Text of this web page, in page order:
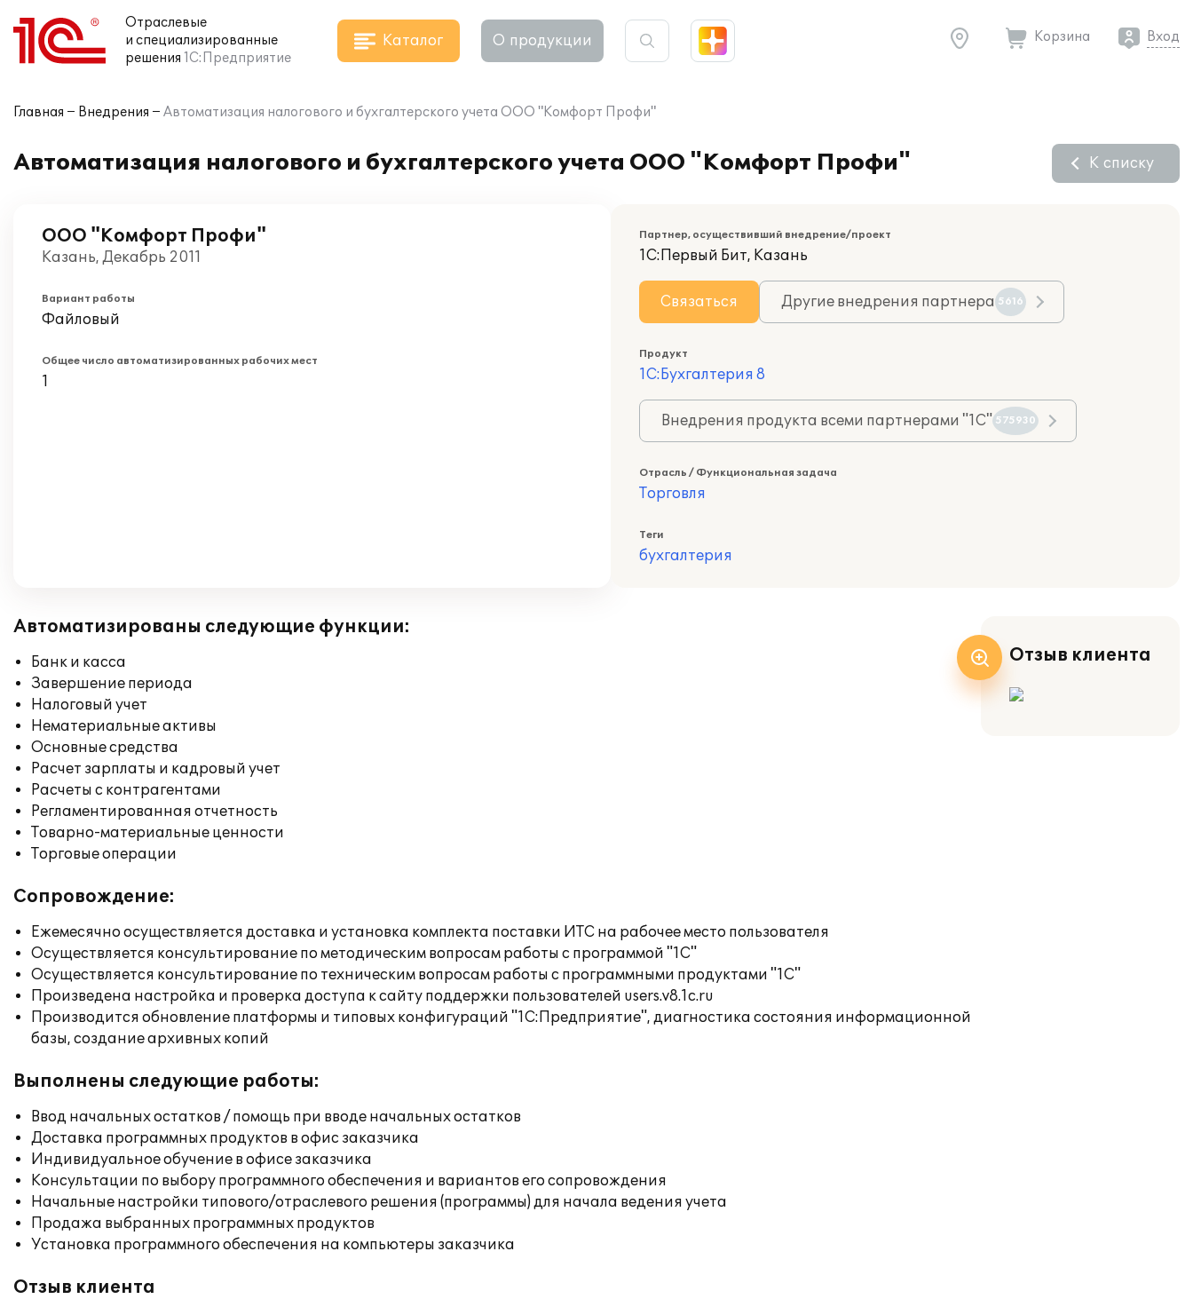
Отраслевые
и специализированные
решения 1С:Предприятие
Каталог О продукции Корзина Вход
Главная Внедрения Автоматизация налогового и бухгалтерского учета ООО "Комфорт Профи"
Автоматизация налогового и бухгалтерского учета ООО "Комфорт Профи" К списку
ООО "Комфорт Профи"
Казань, Декабрь 2011
Вариант работы
Файловый
Общее число автоматизированных рабочих мест
1
Партнер, осуществивший внедрение/проект
1С:Первый Бит, Казань
Связаться Другие внедрения партнера 5616
Продукт
1С:Бухгалтерия 8
Внедрения продукта всеми партнерами "1С" 575930
Отрасль / Функциональная задача
Торговля
Теги
бухгалтерия
Автоматизированы следующие функции:
Банк и касса
Завершение периода
Налоговый учет
Нематериальные активы
Основные средства
Расчет зарплаты и кадровый учет
Расчеты с контрагентами
Регламентированная отчетность
Товарно-материальные ценности
Торговые операции
Сопровождение:
Ежемесячно осуществляется доставка и установка комплекта поставки ИТС на рабочее место пользователя
Осуществляется консультирование по методическим вопросам работы с программой "1С"
Осуществляется консультирование по техническим вопросам работы с программными продуктами "1С"
Произведена настройка и проверка доступа к сайту поддержки пользователей users.v8.1c.ru
Производится обновление платформы и типовых конфигураций "1С:Предприятие", диагностика состояния информационной
базы, создание архивных копий
Выполнены следующие работы:
Ввод начальных остатков / помощь при вводе начальных остатков
Доставка программных продуктов в офис заказчика
Индивидуальное обучение в офисе заказчика
Консультации по выбору программного обеспечения и вариантов его сопровождения
Начальные настройки типового/отраслевого решения (программы) для начала ведения учета
Продажа выбранных программных продуктов
Установка программного обеспечения на компьютеры заказчика
Отзыв клиента
Отзыв клиента